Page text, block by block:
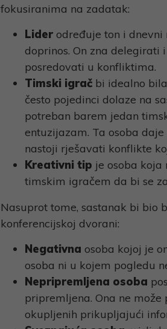
fokusiranima na zadatak:
Lider određuje ton i
doprinos. On zna
posredovati u konfliktima.
Timski igračbi idealno bila
često pojedinci dolaze na
potreban barem jedan
entuzijazam. Ta osoba
nastoji rješavati konflikte
Kreativni tip je osoba koja
timskim igračem da bi se
Nasuprot tome, sastanak bi bio
konferencijskoj dvorani:
Negativna osoba kojoj je
osoba ni u kojem pogledu
Nepripremljena osoba
pripremljena. Ona ne
okupljenih prikupljajući